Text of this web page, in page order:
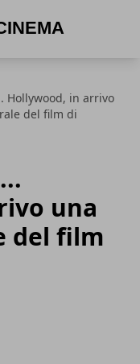
Hollywood, in arrivo
del film di
una
del film